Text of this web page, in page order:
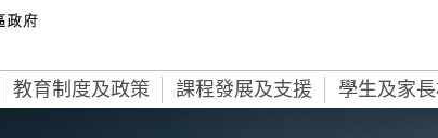
教育制度及政策 課程發展及支援 學生及家